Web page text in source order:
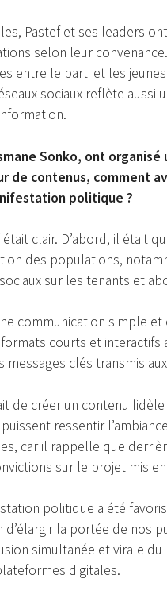
Pastef et ses leaders
selon leur
entre le parti et les
sociaux reflète
Sonko, ont
de contenus, comment
politique ?
clair. D’abord, il était
des populations,
sur les tenants et
communication simple
courts et
clés transmis
de créer un contenu
ressentir
car il rappelle que
sur le projet mis
politique a été
la portée de nos
simultanée et virale
digitales.